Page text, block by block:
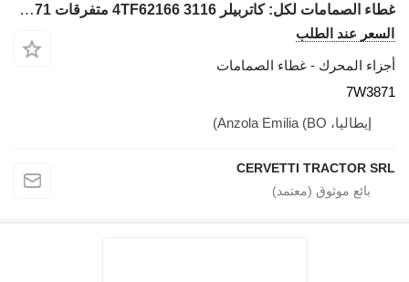
غطاء الصمامات لكل: كاتربيلر 3116 4TF62166 متفرقات 7W3871 لـ جرافة ذات عجلات Caterpillar 928G IT28G
السعر عند الطلب
أجزاء المحرك - غطاء الصمامات
7W3871
إيطاليا، Anzola Emilia (BO)
CERVETTI TRACTOR SRL